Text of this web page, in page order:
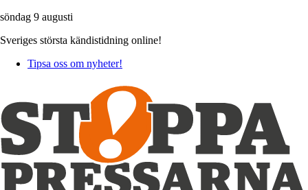
söndag 9 augusti
Sveriges största kändistidning online!
Tipsa oss om nyheter!